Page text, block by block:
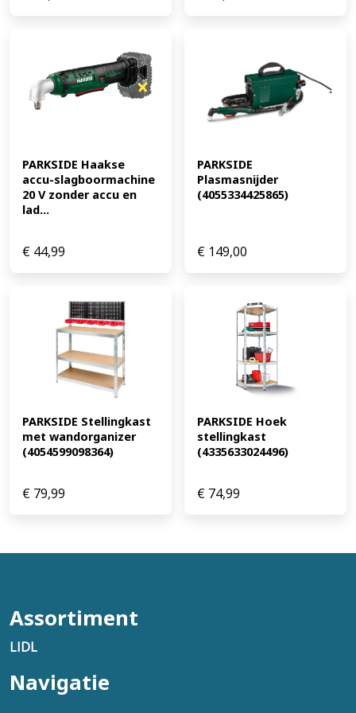
PARKSIDE Haakse
accu-slagboormachine
20 V zonder accu en
lad...
€ 44,99
PARKSIDE
Plasmasnijder
(4055334425865)
€ 149,00
PARKSIDE Stellingkast
met wandorganizer
(4054599098364)
€ 79,99
PARKSIDE Hoek
stellingkast
(4335633024496)
€ 74,99
Assortiment
LIDL
Navigatie